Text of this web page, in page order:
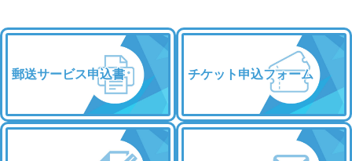
郵送サービス申込書 チケット申込フォーム